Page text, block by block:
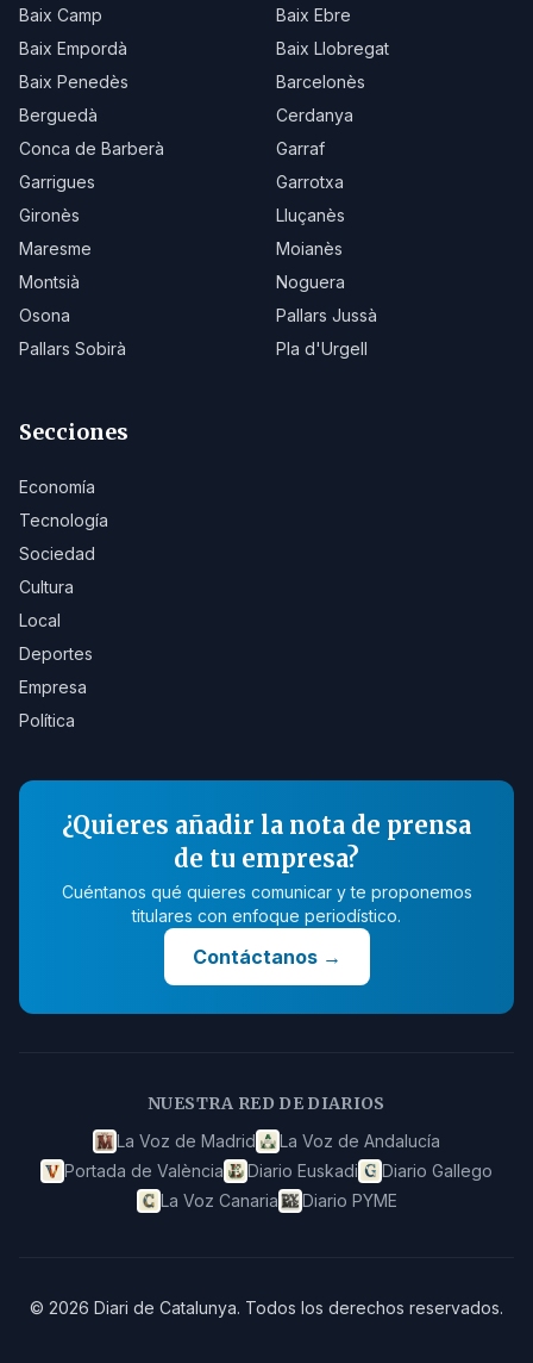
Baix Camp
Baix Ebre
Baix Empordà
Baix Llobregat
Baix Penedès
Barcelonès
Berguedà
Cerdanya
Conca de Barberà
Garraf
Garrigues
Garrotxa
Gironès
Lluçanès
Maresme
Moianès
Montsià
Noguera
Osona
Pallars Jussà
Pallars Sobirà
Pla d'Urgell
Secciones
Economía
Tecnología
Sociedad
Cultura
Local
Deportes
Empresa
Política
¿Quieres añadir la nota de prensa
de tu empresa?
Cuéntanos qué quieres comunicar y te proponemos
titulares con enfoque periodístico.
Contáctanos→
NUESTRA RED DE DIARIOS
La Voz de Madrid
La Voz de Andalucía
Portada de València
Diario Euskadi
Diario Gallego
La Voz Canaria
Diario PYME
© 2026 Diari de Catalunya. Todos los derechos reservados.